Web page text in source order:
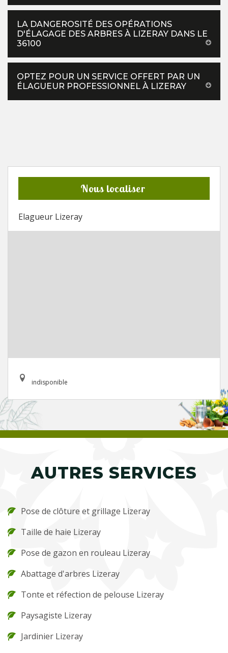
LA DANGEROSITÉ DES OPÉRATIONS
D'ÉLAGAGE DES ARBRES À LIZERAY DANS LE
36100
OPTEZ POUR UN SERVICE OFFERT PAR UN
ÉLAGUEUR PROFESSIONNEL À LIZERAY
Nous localiser
Elagueur Lizeray
indisponible
AUTRES SERVICES
Pose de clôture et grillage Lizeray
Taille de haie Lizeray
Pose de gazon en rouleau Lizeray
Abattage d'arbres Lizeray
Tonte et réfection de pelouse Lizeray
Paysagiste Lizeray
Jardinier Lizeray